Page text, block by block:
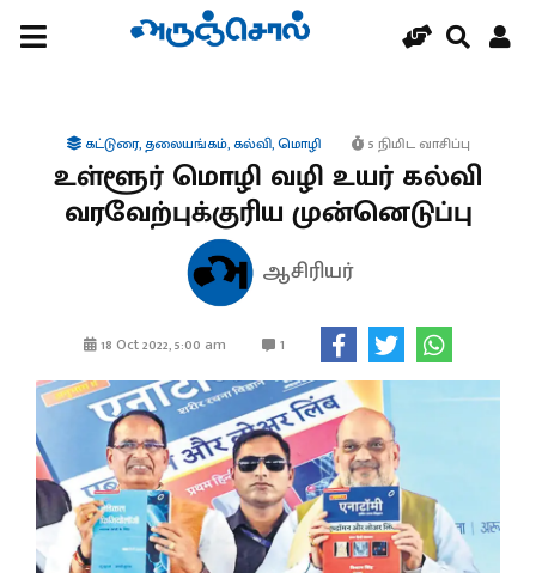
கட்டுரை,தலையங்கம்,கல்வி,மொழி 5 நிமிட வாசிப்பு
உள்ளூர் மொழி வழி உயர் கல்வி
வரவேற்புக்குரிய முன்னெடுப்பு
ஆசிரியர்
18 Oct 2022, 5:00 am 1